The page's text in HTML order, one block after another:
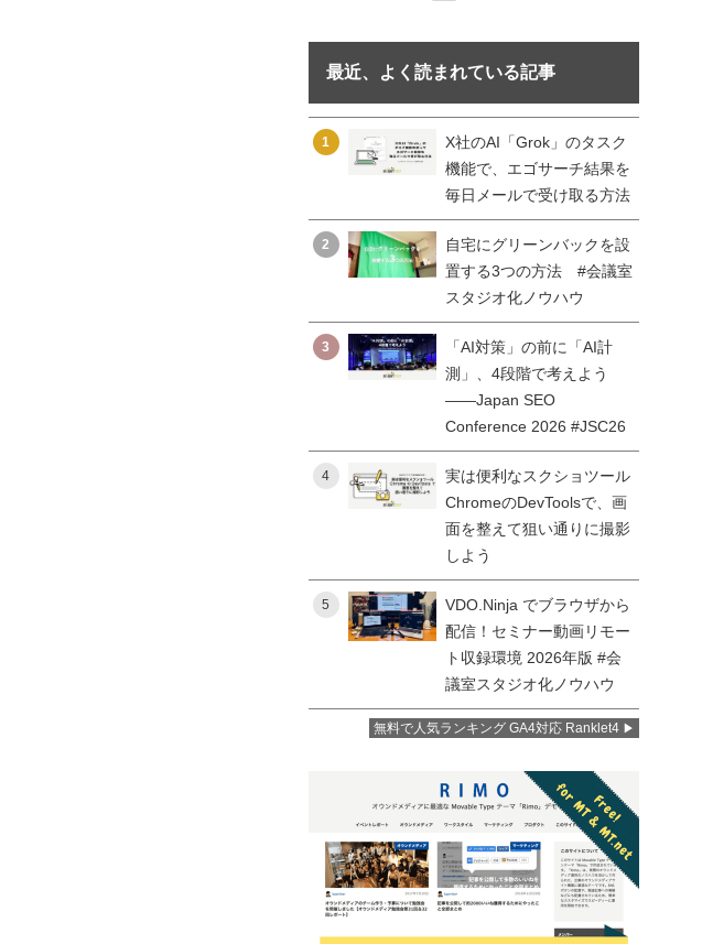
最近、よく読まれている記事
1
X社のAI「Grok」のタスク
機能で、エゴサーチ結果を
毎日メールで受け取る方法
2
自宅にグリーンバックを設
置する3つの方法 #会議室
スタジオ化ノウハウ
3
「AI対策」の前に「AI計
測」、4段階で考えよう
——Japan SEO
Conference 2026 #JSC26
4
実は便利なスクショツール
ChromeのDevToolsで、画
面を整えて狙い通りに撮影
しよう
5
VDO.Ninja でブラウザから
配信！セミナー動画リモー
ト収録環境 2026年版 #会
議室スタジオ化ノウハウ
無料で人気ランキング GA4対応 Ranklet4